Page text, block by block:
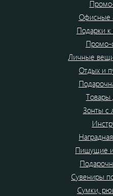
Офисные
Подарки
Промо-
Личные
Отдых и
Товары
Зонты с
Пишущие
Сувениры
Сумки,